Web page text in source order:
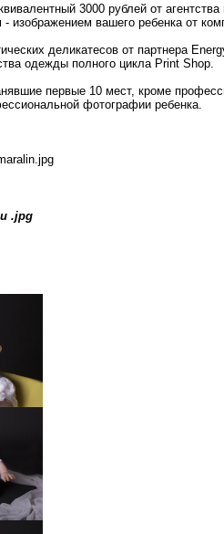
3000 рублей от
изображением вашего ребенка от
деликатесов от партнера
одежды полного цикла Print Shop.
первые 10 мест, кроме
фотографии ребенка.